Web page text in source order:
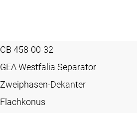
CB 458-00-32
GEA Westfalia Separator
Zweiphasen-Dekanter
Flachkonus